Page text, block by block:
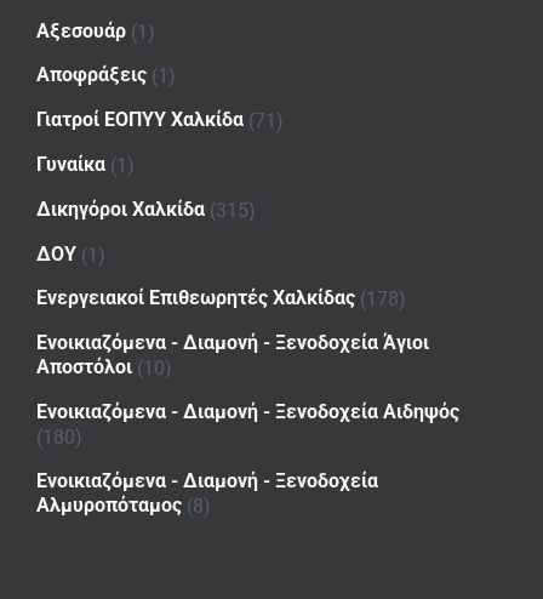
Αξεσουάρ (1)
Αποφράξεις (1)
Γιατροί ΕΟΠΥΥ Χαλκίδα (71)
Γυναίκα (1)
Δικηγόροι Χαλκίδα (315)
ΔΟΥ (1)
Ενεργειακοί Επιθεωρητές Χαλκίδας (178)
Ενοικιαζόμενα - Διαμονή - Ξενοδοχεία Άγιοι
Αποστόλοι (10)
Ενοικιαζόμενα - Διαμονή - Ξενοδοχεία Αιδηψός
(180)
Ενοικιαζόμενα - Διαμονή - Ξενοδοχεία
Αλμυροπόταμος (8)